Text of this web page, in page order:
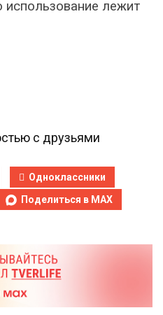
использование лежит
с друзьями
Одноклассники
Поделиться в MAX